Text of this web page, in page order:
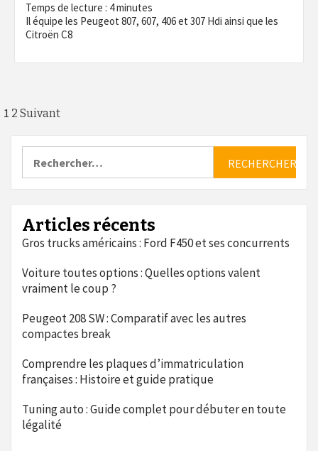
Temps de lecture : 4minutes
Il équipe les Peugeot 807, 607, 406 et 307 Hdi ainsi que les
Citroën C8
Pagination
1 2 Suivant
Articles récents
Gros trucks américains : Ford F450 et ses concurrents
Voiture toutes options : Quelles options valent
vraiment le coup ?
Peugeot 208 SW : Comparatif avec les autres
compactes break
Comprendre les plaques d’immatriculation
françaises : Histoire et guide pratique
Tuning auto : Guide complet pour débuter en toute
légalité